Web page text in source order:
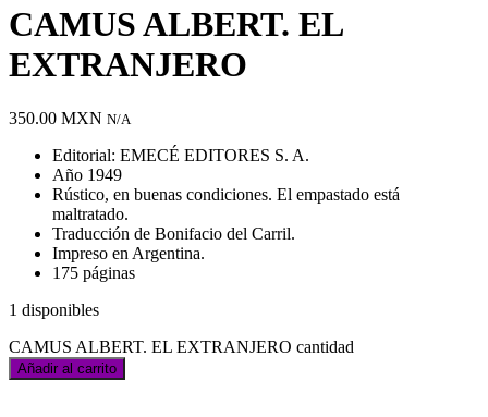
CAMUS ALBERT. EL
EXTRANJERO
350.00 MXN N/A
Editorial: EMECÉ EDITORES S. A.
Año 1949
Rústico, en buenas condiciones. El empastado está
maltratado.
Traducción de Bonifacio del Carril.
Impreso en Argentina.
175 páginas
1 disponibles
CAMUS ALBERT. EL EXTRANJERO cantidad
Añadir al carrito